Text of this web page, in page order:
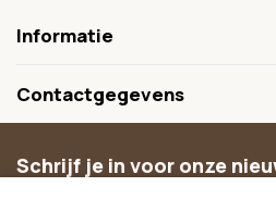
Informatie
Contactgegevens
Schrijf je in voor onze